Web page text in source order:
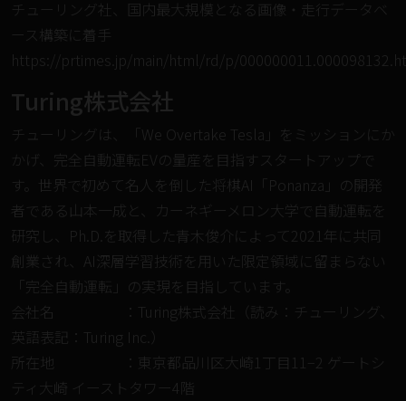
チューリング社、国内最大規模となる画像・走行データベ
ース構築に着手
https://prtimes.jp/main/html/rd/p/
Turing株式会社
チューリングは、「We Overtake Tesla」をミッションにか
かげ、完全⾃動運転EVの量産を⽬指すスタートアップで
す。世界で初めて名人を倒した将棋AI「Ponanza」の開発
者である⼭本⼀成と、カーネギーメロン⼤学で自動運転を
研究し、Ph.D.を取得した⻘⽊俊介によって2021年に共同
創業され、AI深層学習技術を⽤いた限定領域に留まらない
「完全自動運転」の実現を目指しています。
会社名 ：Turing株式会社（読み：チューリング、
英語表記：Turing Inc.）
所在地 ：東京都品川区大崎1丁目11−2 ゲートシ
ティ大崎 イーストタワー4階